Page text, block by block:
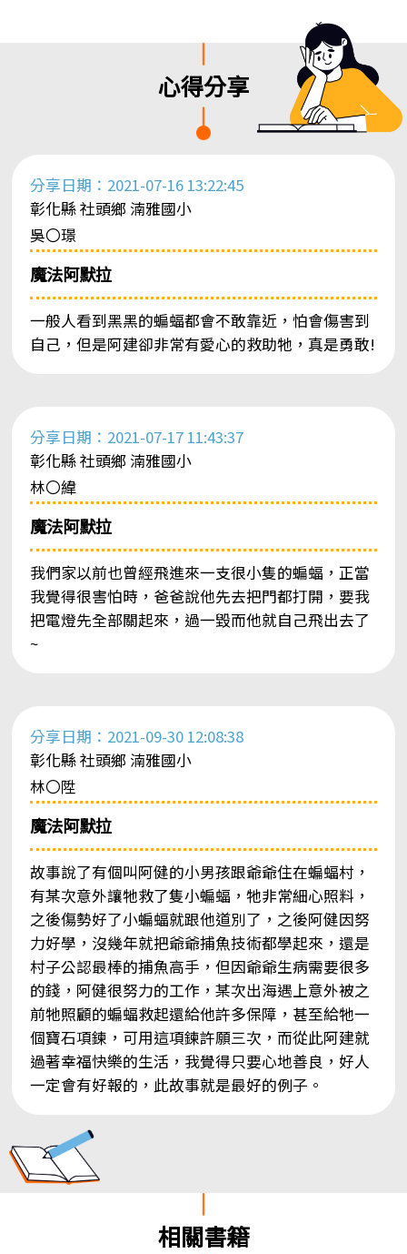
心得分享
分享日期：2021-07-16 13:22:45
彰化縣 社頭鄉 湳雅國小
吳〇璟
魔法阿默拉
一般人看到黑黑的蝙蝠都會不敢靠近，怕會傷害到
自己，但是阿建卻非常有愛心的救助牠，真是勇敢!
分享日期：2021-07-17 11:43:37
彰化縣 社頭鄉 湳雅國小
林〇緯
魔法阿默拉
我們家以前也曾經飛進來一支很小隻的蝙蝠，正當
我覺得很害怕時，爸爸說他先去把門都打開，要我
把電燈先全部關起來，過一毀而他就自己飛出去了
~
分享日期：2021-09-30 12:08:38
彰化縣 社頭鄉 湳雅國小
林〇陞
魔法阿默拉
故事說了有個叫阿健的小男孩跟爺爺住在蝙蝠村，
有某次意外讓牠救了隻小蝙蝠，牠非常細心照料，
之後傷勢好了小蝙蝠就跟他道別了，之後阿健因努
力好學，沒幾年就把爺爺捕魚技術都學起來，還是
村子公認最棒的捕魚高手，但因爺爺生病需要很多
的錢，阿健很努力的工作，某次出海遇上意外被之
前牠照顧的蝙蝠救起還給他許多保障，甚至給牠一
個寶石項鍊，可用這項鍊許願三次，而從此阿建就
過著幸福快樂的生活，我覺得只要心地善良，好人
一定會有好報的，此故事就是最好的例子。
相關書籍